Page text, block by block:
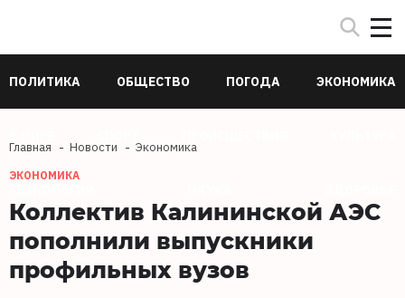
ПОЛИТИКА ОБЩЕСТВО ПОГОДА ЭКОНОМИКА
Главная Новости Экономика
ЭКОНОМИКА
Коллектив Калининской АЭС
пополнили выпускники
профильных вузов